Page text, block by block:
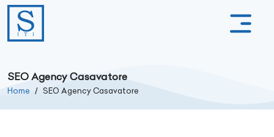
SEO Agency Casavatore
Home SEO Agency Casavatore